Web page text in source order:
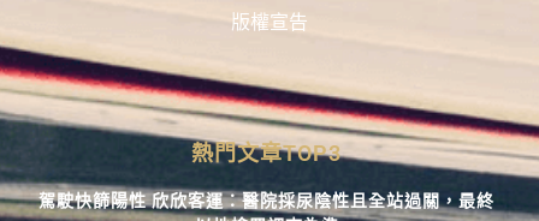
版權宣告
熱門文章TOP3
駕駛快篩陽性 欣欣客運：醫院採尿陰性且全站過關，最終